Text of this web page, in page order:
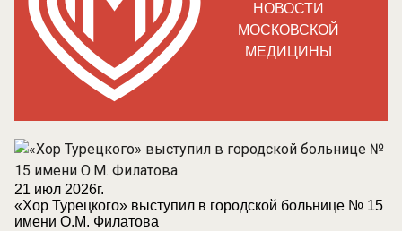
НОВОСТИ
МОСКОВСКОЙ
МЕДИЦИНЫ
21 июл 2026г.
«Хор Турецкого» выступил в городской больнице № 15
имени О.М. Филатова